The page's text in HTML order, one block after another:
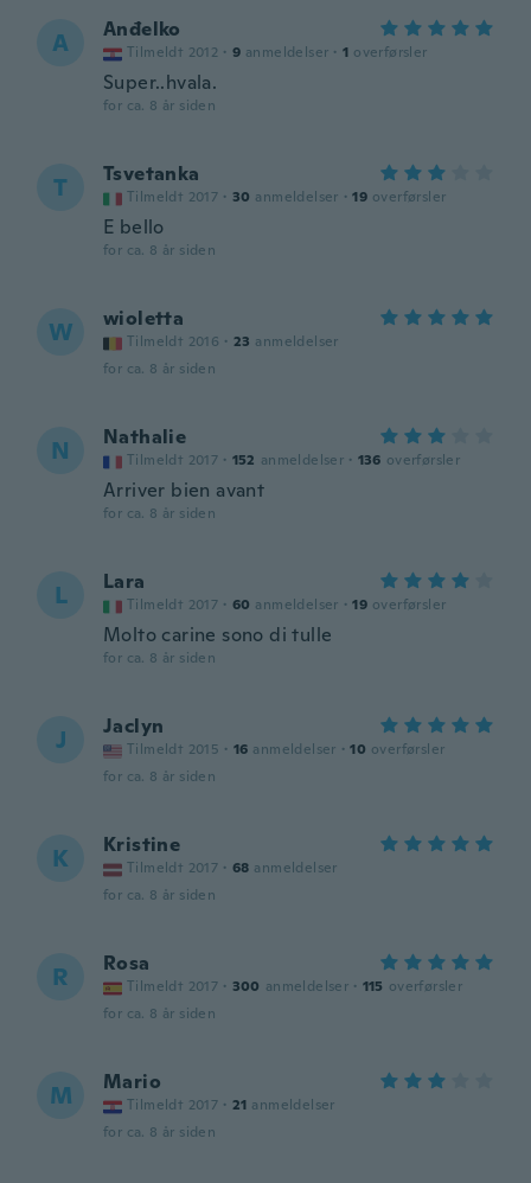
A Anđelko
Tilmeldt 2012 · 9 anmeldelser · 1 overførsler
Super..hvala.
for ca. 8 år siden
T Tsvetanka
Tilmeldt 2017 · 30 anmeldelser · 19 overførsler
E bello
for ca. 8 år siden
W wioletta
Tilmeldt 2016 · 23 anmeldelser
for ca. 8 år siden
N Nathalie
Tilmeldt 2017 · 152 anmeldelser · 136 overførsler
Arriver bien avant
for ca. 8 år siden
L Lara
Tilmeldt 2017 · 60 anmeldelser · 19 overførsler
Molto carine sono di tulle
for ca. 8 år siden
J Jaclyn
Tilmeldt 2015 · 16 anmeldelser · 10 overførsler
for ca. 8 år siden
K Kristine
Tilmeldt 2017 · 68 anmeldelser
for ca. 8 år siden
R Rosa
Tilmeldt 2017 · 300 anmeldelser · 115 overførsler
for ca. 8 år siden
M Mario
Tilmeldt 2017 · 21 anmeldelser
for ca. 8 år siden